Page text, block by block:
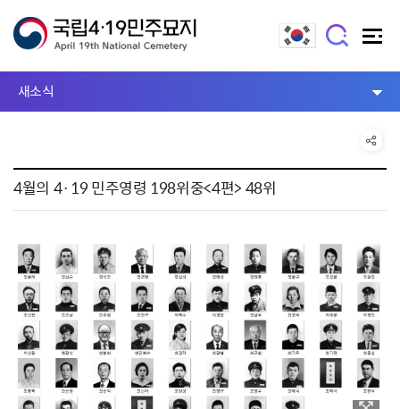
새소식
4월의 4·19 민주영령 198위중<4편> 48위